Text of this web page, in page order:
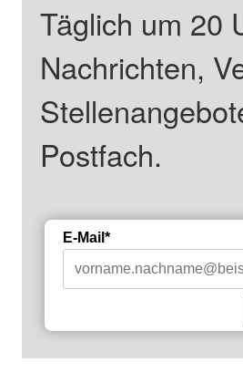
Täglich um 20
Nachrichten,
Postfach.
E-Mail*